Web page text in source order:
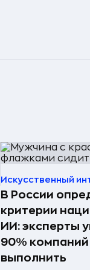
Искусственный
В России
критерии
ИИ: эксперты
90% компаний
выполнить